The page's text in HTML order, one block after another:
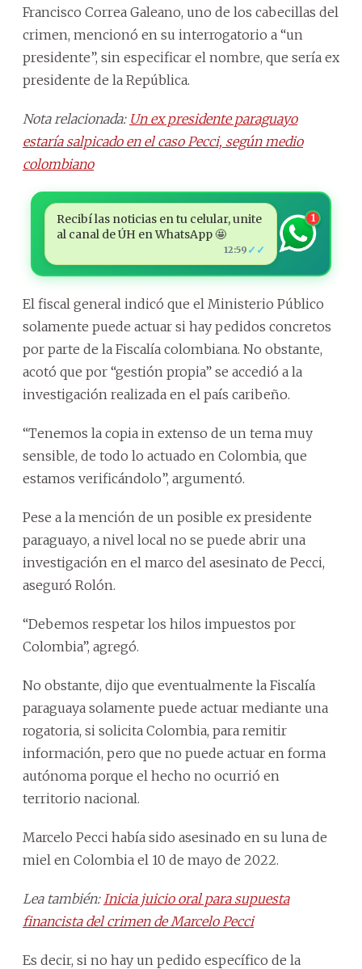
Francisco Correa Galeano, uno de los cabecillas del
crimen, mencionó en su interrogatorio a “un
presidente”, sin especificar el nombre, que sería ex
presidente de la República.
Nota relacionada: Un ex presidente paraguayo
estaría salpicado en el caso Pecci, según medio
colombiano
Recibí las noticias en tu celular, unite
al canal de ÚH en WhatsApp 🤩
12:59 ✓✓
1
El fiscal general indicó que el Ministerio Público
solamente puede actuar si hay pedidos concretos
por parte de la Fiscalía colombiana. No obstante,
acotó que por “gestión propia” se accedió a la
investigación realizada en el país caribeño.
“Tenemos la copia in extenso de un tema muy
sensible, de todo lo actuado en Colombia, que
estamos verificándolo”, argumentó.
Pese a la mención de un posible ex presidente
paraguayo, a nivel local no se puede abrir una
investigación en el marco del asesinato de Pecci,
aseguró Rolón.
“Debemos respetar los hilos impuestos por
Colombia”, agregó.
No obstante, dijo que eventualmente la Fiscalía
paraguaya solamente puede actuar mediante una
rogatoria, si solicita Colombia, para remitir
información, pero que no puede actuar en forma
autónoma porque el hecho no ocurrió en
territorio nacional.
Marcelo Pecci había sido asesinado en su luna de
miel en Colombia el 10 de mayo de 2022.
Lea también: Inicia juicio oral para supuesta
financista del crimen de Marcelo Pecci
Es decir, si no hay un pedido específico de la